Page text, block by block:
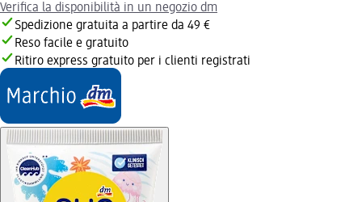
Verifica la disponibilità in un negozio dm
Spedizione gratuita a partire da 49 €
Reso facile e gratuito
Ritiro express gratuito per i clienti registrati